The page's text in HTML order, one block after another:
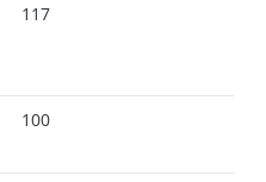
117
100